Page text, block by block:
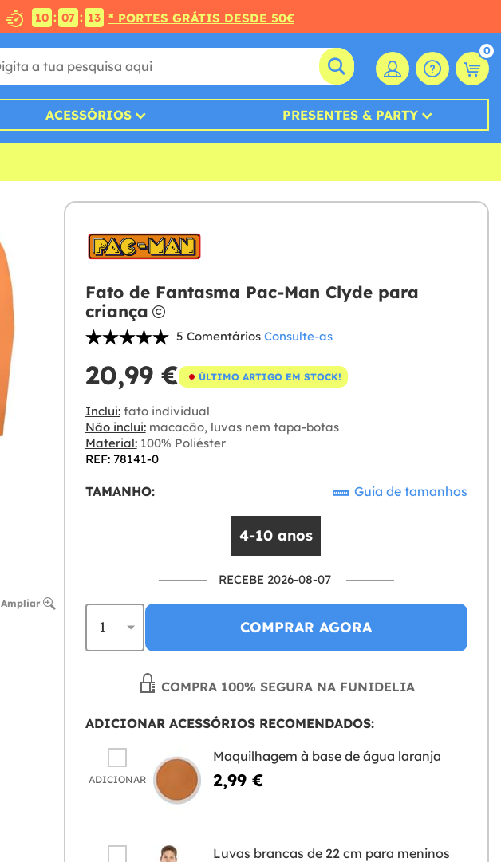
10 : 07 : 12 * PORTES GRÁTIS DESDE 50€
0
ACESSÓRIOS PRESENTES & PARTY
Ampliar
Fato de Fantasma Pac-Man Clyde para
criança
5 Comentários Consulte-as
20,99 € ÚLTIMO ARTIGO EM STOCK!
Inclui:fato individual
Não inclui:macacão, luvas nem tapa-botas
Material:100% Poliéster
REF: 78141-0
TAMANHO: Guia de tamanhos
4-10 anos
RECEBE 2026-08-07
COMPRAR AGORA
COMPRA 100% SEGURA NA FUNIDELIA
ADICIONAR ACESSÓRIOS RECOMENDADOS:
ADICIONAR
Maquilhagem à base de água laranja
2,99 €
Luvas brancas de 22 cm para meninos